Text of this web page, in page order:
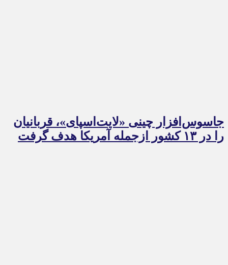
جاسوس‌افزار چینی «لایت‌اسپای»، قربانیان
را در ۱۳ کشور ازجمله آمریکا هدف گرفت